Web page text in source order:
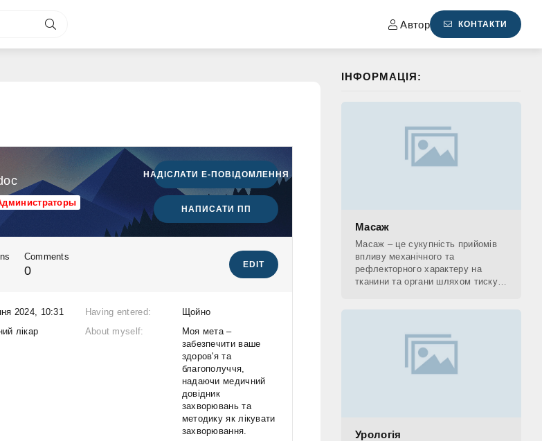
Автор КОНТАКТИ
НАДІСЛАТИ Е-ПОВІДОМЛЕННЯ
НАПИСАТИ ПП
Comments
0 EDIT
2024, 10:31 Having entered:
Щойно
лікар About myself:
Моя мета –
забезпечити ваше
здоров'я та
благополуччя,
надаючи медичний
довідник
захворювань та
методику як лікувати
захворювання.
ІНФОРМАЦІЯ:
Масаж
Масаж – це сукупність прийомів
впливу механічного та
рефлекторного характеру на
тканини та органи шляхом тиску,
Урологія